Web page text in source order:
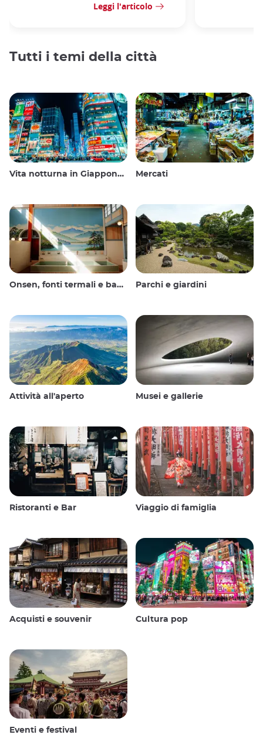
Leggi l'articolo
Tutti i temi della città
Vita notturna in Giappone: uscire, vedere e bere Mercati
Onsen, fonti termali e bagni pubblici Parchi e giardini
Attività all'aperto Musei e gallerie
Ristoranti e Bar Viaggio di famiglia
Acquisti e souvenir Cultura pop
Eventi e festival